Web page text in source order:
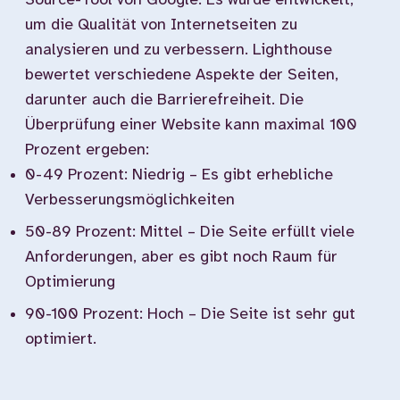
um die Qualität von Internetseiten zu
analysieren und zu verbessern. Lighthouse
bewertet verschiedene Aspekte der Seiten,
darunter auch die Barrierefreiheit. Die
Überprüfung einer Website kann maximal 100
Prozent ergeben:
0-49 Prozent: Niedrig – Es gibt erhebliche
Verbesserungsmöglichkeiten
50-89 Prozent: Mittel – Die Seite erfüllt viele
Anforderungen, aber es gibt noch Raum für
Optimierung
90-100 Prozent: Hoch – Die Seite ist sehr gut
optimiert.